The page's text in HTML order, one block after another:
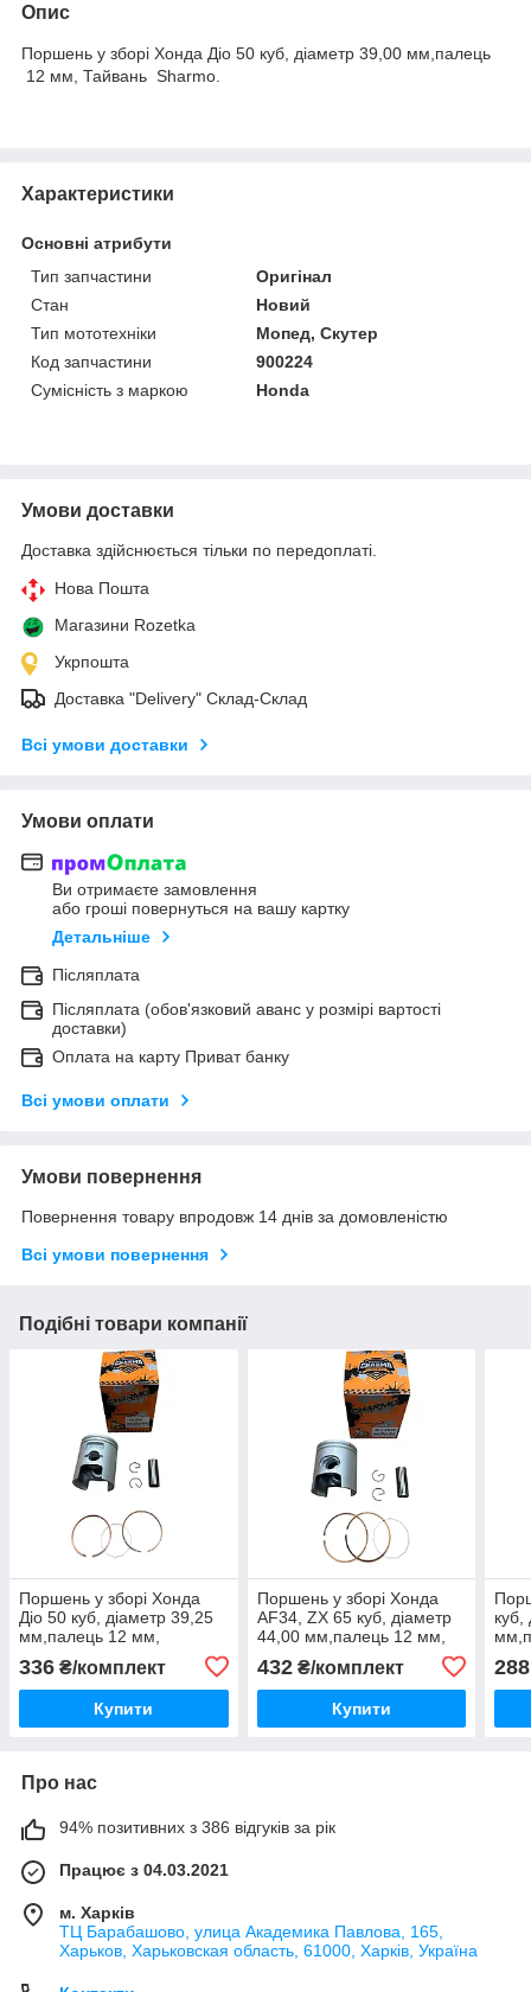
Опис
Поршень у зборі Хонда Діо 50 куб, діаметр 39,00 мм,палець
12 мм, Тайвань Sharmo.
Характеристики
Основні атрибути
Тип запчастини
Оригінал
Стан
Новий
Тип мототехніки
Мопед, Скутер
Код запчастини
900224
Сумісність з маркою
Honda
Умови доставки
Доставка здійснюється тільки по передоплаті.
Нова Пошта
Магазини Rozetka
Укрпошта
Доставка "Delivery" Склад-Склад
Всі умови доставки
Умови оплати
Ви отримаєте замовлення
або гроші повернуться на вашу картку
Детальніше
Післяплата
Післяплата (обов'язковий аванс у розмірі вартості
доставки)
Оплата на карту Приват банку
Всі умови оплати
Умови повернення
Повернення товару впродовж 14 днів за домовленістю
Всі умови повернення
Подібні товари компанії
Поршень у зборі Хонда
Діо 50 куб, діаметр 39,25
мм,палець 12 мм,
336 ₴/комплект
Купити
Поршень у зборі Хонда
AF34, ZX 65 куб, діаметр
44,00 мм,палець 12 мм,
432₴/комплект
Купити
куб,
288
Про нас
94% позитивних з 386 відгуків за рік
Працює з 04.03.2021
м. Харків
ТЦ Барабашово, улица Академика Павлова, 165,
Харьков, Харьковская область, 61000, Харків, Україна